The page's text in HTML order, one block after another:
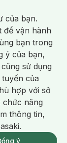
Rửa Tay/
/
Miệng/
Vùng Kín/
Râu /Dao Cạo Râu/
Da Mụn/
Máy Chăm Sóc Da
của bạn.
để vận hành
bạn trong
ý của bạn,
sử dụng
của
hợp với sở
chức năng
thông tin,
ý